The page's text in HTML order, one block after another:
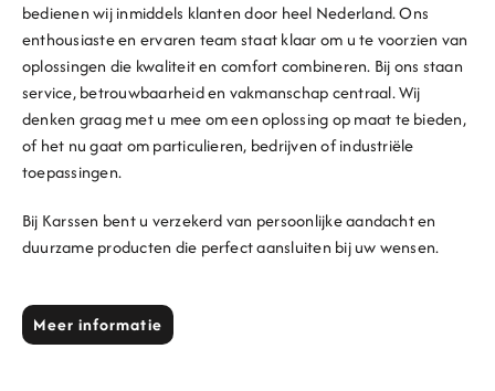
bedienen wij inmiddels klanten door heel Nederland. Ons
enthousiaste en ervaren team staat klaar om u te voorzien van
oplossingen die kwaliteit en comfort combineren. Bij ons staan
service, betrouwbaarheid en vakmanschap centraal. Wij
denken graag met u mee om een oplossing op maat te bieden,
of het nu gaat om particulieren, bedrijven of industriële
toepassingen.
Bij Karssen bent u verzekerd van persoonlijke aandacht en
duurzame producten die perfect aansluiten bij uw wensen.
Meer informatie